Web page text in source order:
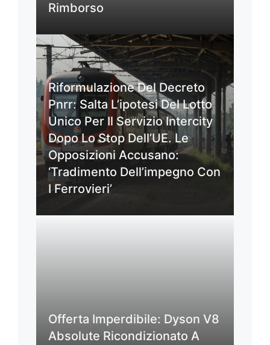
Rimborso
Riformulazione Del Decreto
Pnrr: Salta L’ipotesi Del Lotto
Unico Per Il Servizio Intercity
Dopo Lo Stop Dell’UE. Le
Opposizioni Accusano:
‘Tradimento Dell’impegno Con
I Ferrovieri’
Offerta Imperdibile: Dyson V8
Absolute Ricondizionato A